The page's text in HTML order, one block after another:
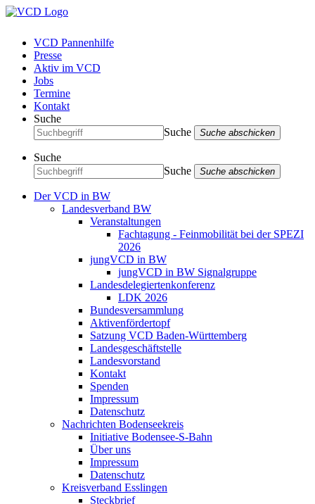
VCD Pannenhilfe
Presse
Aktiv im VCD
Jobs
Termine
Kontakt
Suche
Suche
Suche abschicken
Suche
Suche
Suche abschicken
Der VCD in BW
Landesverband BW
Veranstaltungen
Fachtagung - Feinmobilität bei der SPEZI
2026
jungVCD in BW
jungVCD in BW Signalgruppe
Landesdelegiertenkonferenz
LDK 2026
Bundesversammlung
Aktivenfördertopf
Satzung VCD Baden-Württemberg
Landesgeschäftstelle
Landesvorstand
Kontakt
Spenden
Impressum
Datenschutz
Nachrichten Bodenseekreis
Initiative Bodensee-S-Bahn
Über uns
Impressum
Datenschutz
Kreisverband Esslingen
Steckbrief